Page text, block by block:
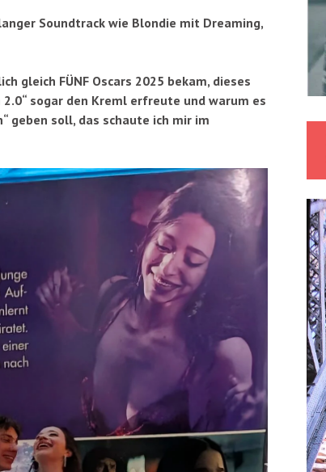
Soundtrack wie Blondie mit Dreaming,
gleich FÜNF Oscars 2025 bekam, dieses
sogar den Kreml erfreute und warum es
geben soll, das schaute ich mir im